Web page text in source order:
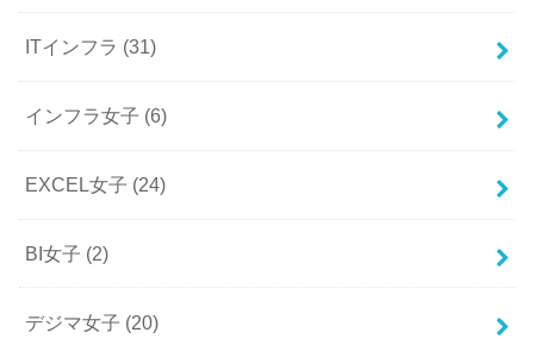
ITインフラ (31)
インフラ女子 (6)
EXCEL女子 (24)
BI女子 (2)
デジマ女子 (20)